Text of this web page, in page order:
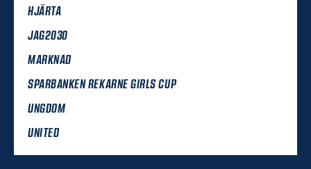
HJÄRTA
JAG2030
MARKNAD
SPARBANKEN REKARNE GIRLS CUP
UNGDOM
UNITED